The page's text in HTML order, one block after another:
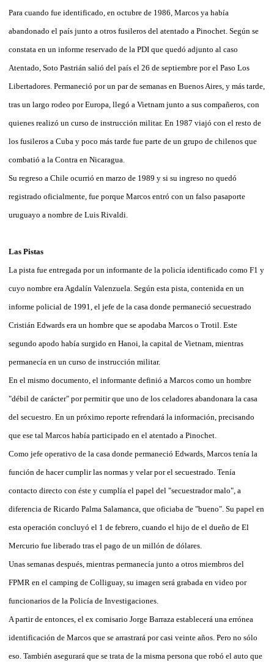
Para cuando fue identificado, en octubre de 1986, Marcos ya había
abandonado el país junto a otros fusileros del atentado a Pinochet. Según se
constata en un informe reservado de la PDI que quedó adjunto al caso
Atentado, Soto Pastrián salió del país el 26 de septiembre por el Paso Los
Libertadores. Permaneció por un par de semanas en Buenos Aires, y más tarde,
tras un largo rodeo por Europa, llegó a Vietnam junto a sus compañeros, con
quienes realizó un curso de instrucción militar. En 1987 viajó con el resto de
los fusileros a Cuba y poco más tarde fue parte de un grupo de chilenos que
combatió a la Contra en Nicaragua.
Su regreso a Chile ocurrió en marzo de 1989 y si su ingreso no quedó
registrado oficialmente, fue porque Marcos entró con un falso pasaporte
uruguayo a nombre de Luis Rivaldi.
Las Pistas
La pista fue entregada por un informante de la policía identificado como F1 y
cuyo nombre era Agdalín Valenzuela. Según esta pista, contenida en un
informe policial de 1991, el jefe de la casa donde permaneció secuestrado
Cristián Edwards era un hombre que se apodaba Marcos o Trotil. Este
segundo apodo había surgido en Hanoi, la capital de Vietnam, mientras
permanecía en un curso de instrucción militar.
En el mismo documento, el informante definió a Marcos como un hombre
"débil de carácter" por permitir que uno de los celadores abandonara la casa
del secuestro. En un próximo reporte refrendará la información, precisando
que ese tal Marcos había participado en el atentado a Pinochet.
Como jefe operativo de la casa donde permaneció Edwards, Marcos tenía la
función de hacer cumplir las normas y velar por el secuestrado. Tenía
contacto directo con éste y cumplía el papel del "secuestrador malo", a
diferencia de Ricardo Palma Salamanca, que oficiaba de "bueno". Su papel en
esta operación concluyó el 1 de febrero, cuando el hijo de el dueño de El
Mercurio fue liberado tras el pago de un millón de dólares.
Unas semanas después, mientras permanecía junto a otros miembros del
FPMR en el camping de Colliguay, su imagen será grabada en video por
funcionarios de la Policía de Investigaciones.
A partir de entonces, el ex comisario Jorge Barraza establecerá una errónea
identificación de Marcos que se arrastrará por casi veinte años. Pero no sólo
eso. También asegurará que se trata de la misma persona que robó el auto que